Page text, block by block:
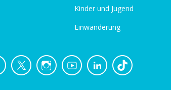
Kinder und Jugend
Einwanderung